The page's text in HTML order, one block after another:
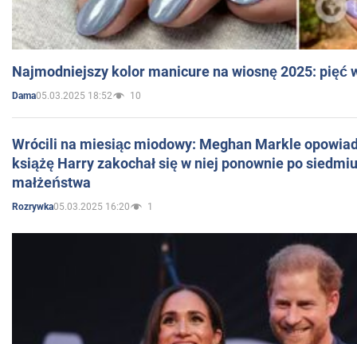
Najmodniejszy kolor manicure na wiosnę 2025: pięć
Dama05.03.2025 18:52 10
Wrócili na miesiąc miodowy: Meghan Markle
książę Harry zakochał się w niej ponownie po
małżeństwa
Rozrywka05.03.2025 16:20 1